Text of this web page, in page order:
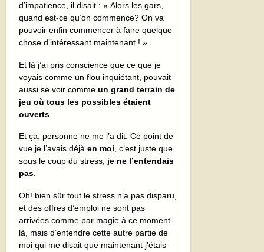
d’impatience, il disait : « Alors les gars,
quand est-ce qu’on commence? On va
pouvoir enfin commencer à faire quelque
chose d’intéressant maintenant ! »
Et là j’ai pris conscience que ce que je
voyais comme un flou inquiétant, pouvait
aussi se voir commeun grand terrain de
jeu où tous les possibles étaient
ouverts
Et ça, personne ne me l’a dit. Ce point de
vue je l’avais déjàen moi, c’est juste que
sous le coup du stress, je ne l’entendais
pas.
Oh! bien sûr tout le stress n’a pas disparu,
et des offres d’emploi ne sont pas
arrivées comme par magie à ce moment-
là, mais d’entendre cette autre partie de
moi qui me disait que maintenant j’étais